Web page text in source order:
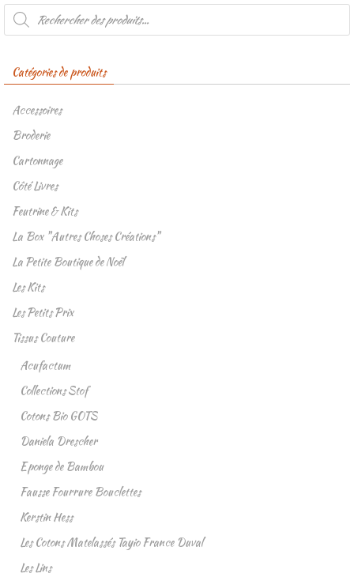
Recherche
produits
Catégories de produits
Accessoires
Broderie
Cartonnage
Côté Livres
Feutrine & Kits
La Box "Autres Choses Créations"
La Petite Boutique de Noël
Les Kits
Les Petits Prix
Tissus Couture
Acufactum
Collections Stof
Cotons Bio GOTS
Daniela Drescher
Eponge de Bambou
Fausse Fourrure Bouclettes
Kerstin Hess
Les Cotons Matelassés Tayio France Duval
Les Lins